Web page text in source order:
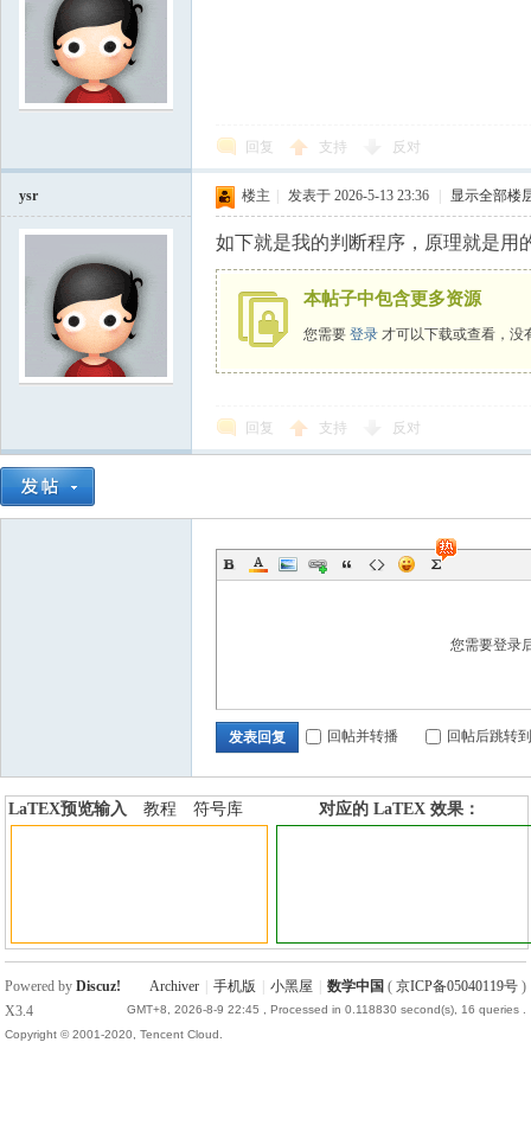
回复 支持 反对
ysr 楼主 发表于 2026-5-13 23:36 显示全部楼
如下就是我的判断程序，原理就是用
本帖子中包含更多资源
您需要 登录 才可以下载或查看，没
回复 支持 反对
您需要登录
发表回复 回帖并转播 回帖后跳转
LaTEX预览输入 教程
符号库
对应的 LaTEX 效果：
Archiver 手机版 小黑屋 数学中国 ( 京ICP备05040119号)
GMT+8, 2026-8-9 22:45 , Processed in 0.118830 second(s), 16 queries .
Powered byDiscuz!
X3.4
Copyright © 2001-2020, Tencent Cloud.